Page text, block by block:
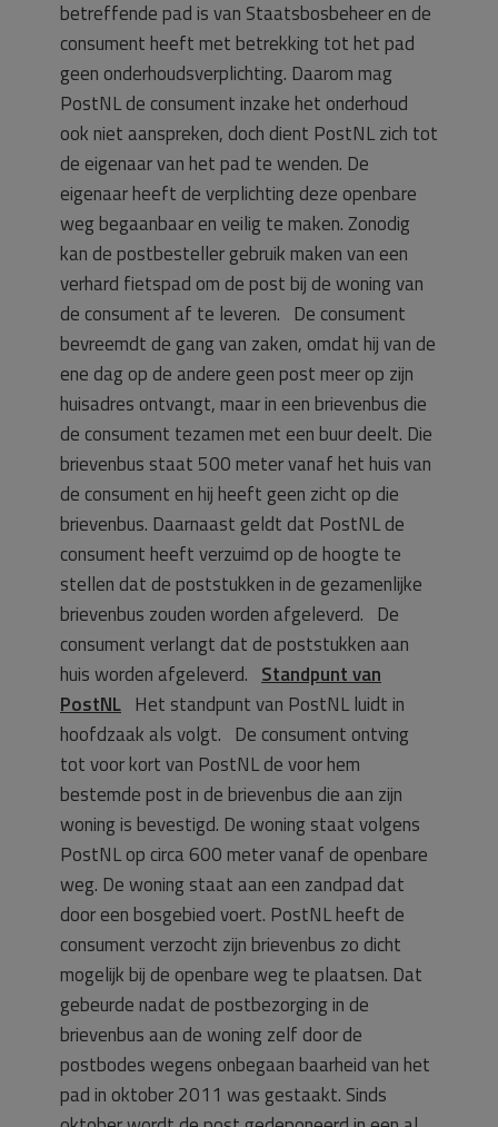
betreffende pad is van Staatsbosbeheer en de
consument heeft met betrekking tot het pad
geen onderhoudsverplichting. Daarom mag
PostNL de consument inzake het onderhoud
ook niet aanspreken, doch dient PostNL zich tot
de eigenaar van het pad te wenden. De
eigenaar heeft de verplichting deze openbare
weg begaanbaar en veilig te maken. Zonodig
kan de postbesteller gebruik maken van een
verhard fietspad om de post bij de woning van
de consument af te leveren. De consument
bevreemdt de gang van zaken, omdat hij van de
ene dag op de andere geen post meer op zijn
huisadres ontvangt, maar in een brievenbus die
de consument tezamen met een buur deelt. Die
brievenbus staat 500 meter vanaf het huis van
de consument en hij heeft geen zicht op die
brievenbus. Daarnaast geldt dat PostNL de
consument heeft verzuimd op de hoogte te
stellen dat de poststukken in de gezamenlijke
brievenbus zouden worden afgeleverd. De
consument verlangt dat de poststukken aan
huis worden afgeleverd. Standpunt van
PostNL Het standpunt van PostNL luidt in
hoofdzaak als volgt. De consument ontving
tot voor kort van PostNL de voor hem
bestemde post in de brievenbus die aan zijn
woning is bevestigd. De woning staat volgens
PostNL op circa 600 meter vanaf de openbare
weg. De woning staat aan een zandpad dat
door een bosgebied voert. PostNL heeft de
consument verzocht zijn brievenbus zo dicht
mogelijk bij de openbare weg te plaatsen. Dat
gebeurde nadat de postbezorging in de
brievenbus aan de woning zelf door de
postbodes wegens onbegaan baarheid van het
pad in oktober 2011 was gestaakt. Sinds